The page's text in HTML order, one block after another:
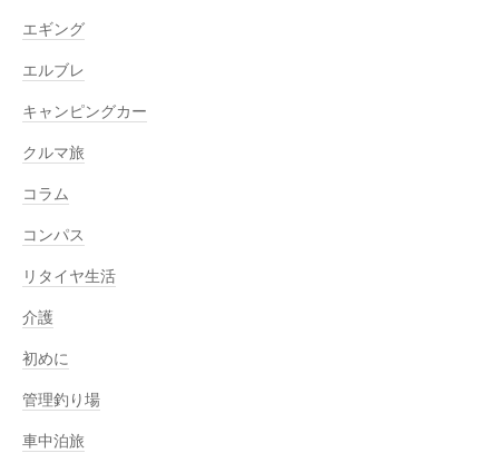
エギング
エルブレ
キャンピングカー
クルマ旅
コラム
コンパス
リタイヤ生活
介護
初めに
管理釣り場
車中泊旅